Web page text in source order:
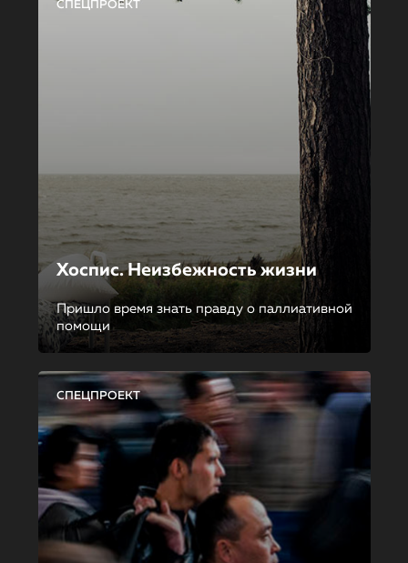
СПЕЦПРОЕКТ
Хоспис. Неизбежность жизни
Пришло время знать правду о паллиативной
помощи
СПЕЦПРОЕКТ